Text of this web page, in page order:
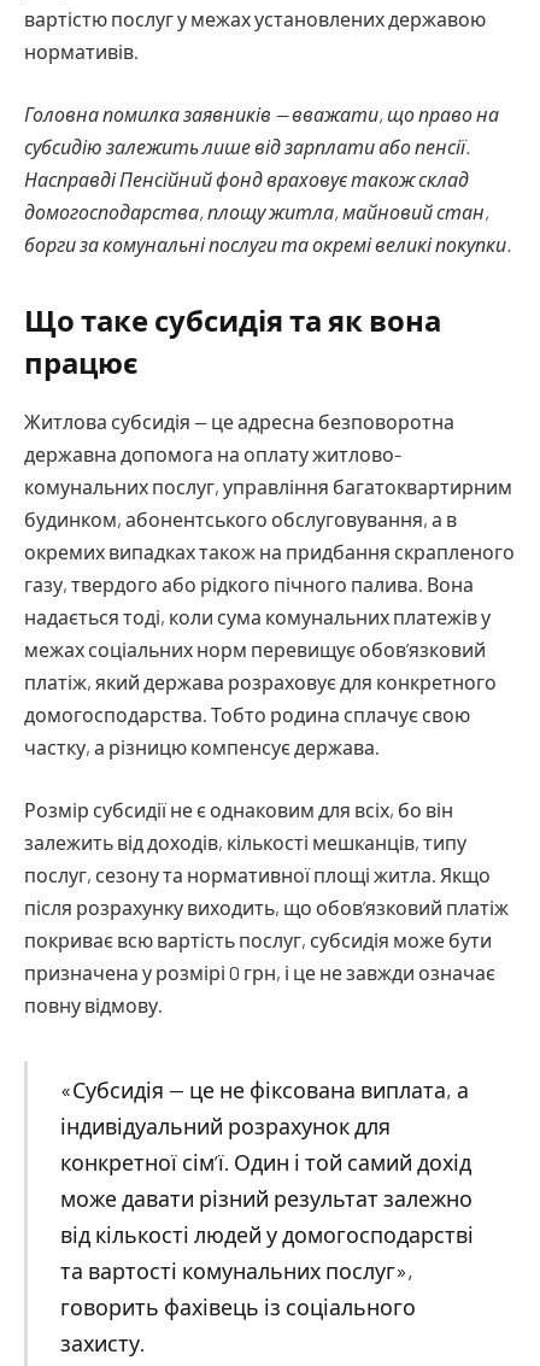
вартістю послуг у межах установлених державою
нормативів.
Головна помилка заявників — вважати, що право на
субсидію залежить лише від зарплати або пенсії.
Насправді Пенсійний фонд враховує також склад
домогосподарства, площу житла, майновий стан,
борги за комунальні послуги та окремі великі покупки.
Що таке субсидія та як вона
працює
Житлова субсидія — це адресна безповоротна
державна допомога на оплату житлово-
комунальних послуг, управління багатоквартирним
будинком, абонентського обслуговування, а в
окремих випадках також на придбання скрапленого
газу, твердого або рідкого пічного палива. Вона
надається тоді, коли сума комунальних платежів у
межах соціальних норм перевищує обов’язковий
платіж, який держава розраховує для конкретного
домогосподарства. Тобто родина сплачує свою
частку, а різницю компенсує держава.
Розмір субсидії не є однаковим для всіх, бо він
залежить від доходів, кількості мешканців, типу
послуг, сезону та нормативної площі житла. Якщо
після розрахунку виходить, що обов’язковий платіж
покриває всю вартість послуг, субсидія може бути
призначена у розмірі 0 грн, і це не завжди означає
повну відмову.
«Субсидія — це не фіксована виплата, а
індивідуальний розрахунок для
конкретної сім’ї. Один і той самий дохід
може давати різний результат залежно
від кількості людей у домогосподарстві
та вартості комунальних послуг»,
говорить фахівець із соціального
захисту.